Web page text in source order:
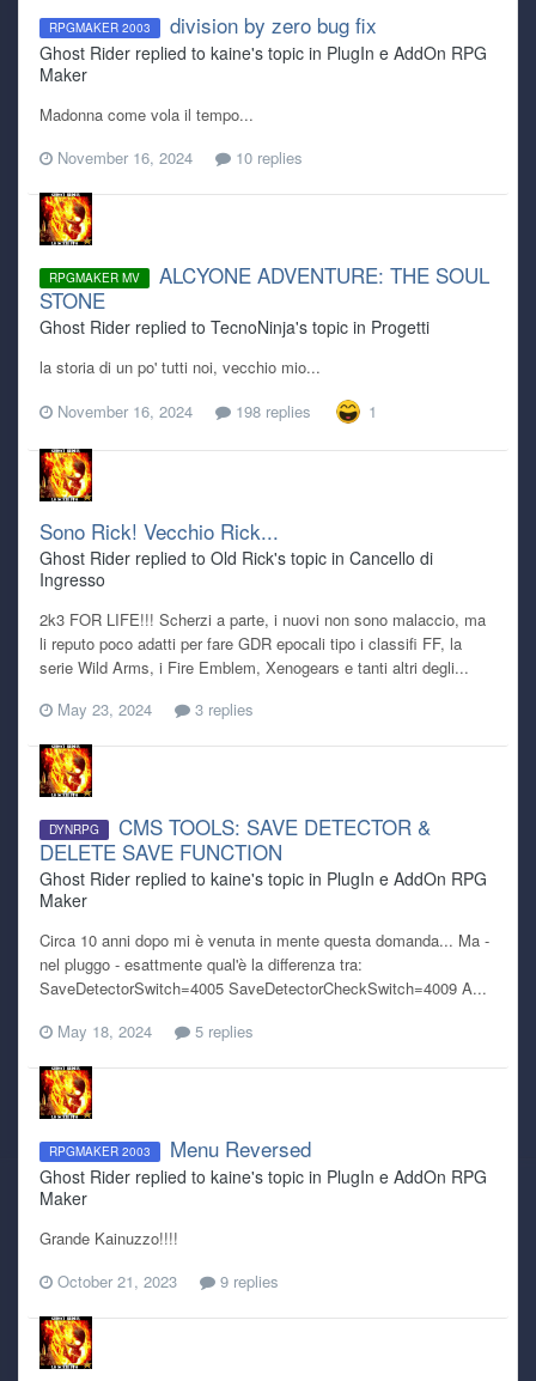
RPGMAKER 2003 division by zero bug fix
Ghost Rider replied to kaine's topic in PlugIn e AddOn RPG
Maker
Madonna come vola il tempo...
November 16, 2024
10 replies
RPGMAKER MV
ALCYONE ADVENTURE: THE SOUL
STONE
Ghost Rider replied to TecnoNinja's topic in Progetti
la storia di un po' tutti noi, vecchio mio...
November 16, 2024
198 replies 1
Sono Rick! Vecchio Rick...
Ghost Rider replied to Old Rick's topic in Cancello di
Ingresso
2k3 FOR LIFE!!! Scherzi a parte, i nuovi non sono malaccio, ma
li reputo poco adatti per fare GDR epocali tipo i classifi FF, la
serie Wild Arms, i Fire Emblem, Xenogears e tanti altri degli...
May 23, 2024
3 replies
DYNRPG
CMS TOOLS: SAVE DETECTOR &
DELETE SAVE FUNCTION
Ghost Rider replied to kaine's topic in PlugIn e AddOn RPG
Maker
Circa 10 anni dopo mi è venuta in mente questa domanda... Ma -
nel pluggo - esattmente qual'è la differenza tra:
Save DetectorSwitch=4005 SaveDetectorCheckSwitch=4009 A...
May 18, 2024
5 replies
RPGMAKER 2003 Menu Reversed
Ghost Rider replied to kaine's topic in PlugIn e AddOn RPG
Maker
Grande Kainuzzo!!!!
October 21, 2023
9 replies